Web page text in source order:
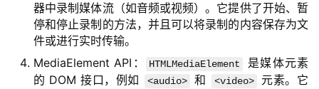
器中录制媒体流（如音频或视频）。它提供了开始、暂
停和停止录制的方法，并且可以将录制的内容保存为文
件或进行实时传输。
MediaElement API：
HTMLMediaElement
是媒体元素
的 DOM 接口，例如
<audio> 和 <video>
元素。它